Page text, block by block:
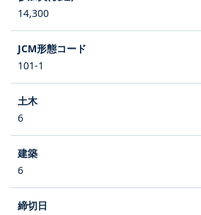
14,300
101-1
6
6